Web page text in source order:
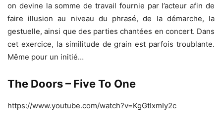
on devine la somme de travail fournie par l’acteur afin de
faire illusion au niveau du phrasé, de la démarche, la
gestuelle, ainsi que des parties chantées en concert. Dans
cet exercice, la similitude de grain est parfois troublante.
Même pour un initié…
The Doors – Five To One
https://www.youtube.com/watch?v=KgGtIxmIy2c